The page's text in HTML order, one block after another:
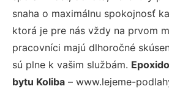
snaha o maximálnu spokojnosť
ktorá je pre nás vždy na prvom
pracovníci majú dlhoročné
sú plne k vašim službám.
bytu Koliba – www.lejeme-